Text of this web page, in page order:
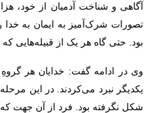
آگاهی و شناخت آدمیان از خود،
تصورات شرک‌آمیز به ایمان به خدا
بود. حتی گاه هر یک از قبیله‌هایی
وی در ادامه گفت:‌ خدایان هر
یکدیگر نبرد می‌کردند. در این
شکل نگرفته بود. فرد از آن جهت